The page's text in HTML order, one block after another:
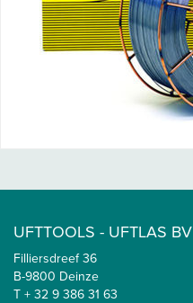
UFTTOOLS - UFTLAS BV
Filliersdreef 36
B-9800 Deinze
T + 32 9 386 31 63